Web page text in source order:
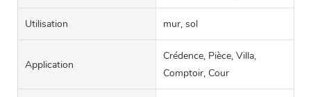
Utilisation mur, sol
Application
Crédence, Pièce, Villa,
Comptoir, Cour